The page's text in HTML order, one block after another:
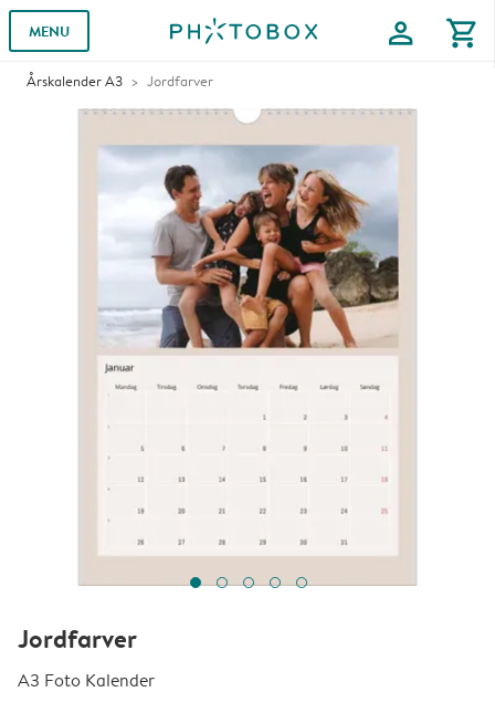
MENU profile shopping_cart
Årskalender A3 Jordfarver
Jordfarver
A3 Foto Kalender